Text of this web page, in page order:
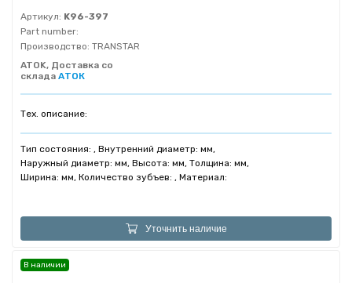
Артикул: K96-397
Part number:
Производство: TRANSTAR
ATOK, Доставка со
склада АТОК
Тех. описание:
Тип состояния: , Внутренний диаметр: мм,
Наружный диаметр: мм, Высота: мм, Толщина: мм,
Ширина: мм, Количество зубъев: , Материал:
Уточнить наличие
В наличии